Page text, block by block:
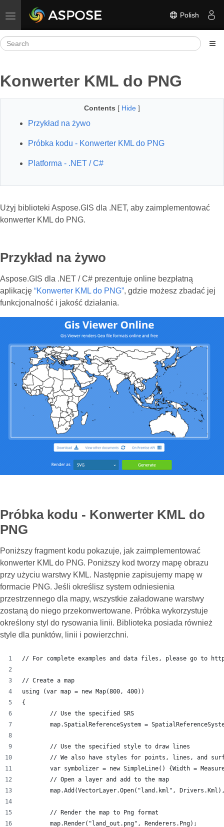
Toggle navigation Polish
Konwerter KML do PNG
Contents [ Hide ]
Przykład na żywo
Próbka kodu - Konwerter KML do PNG
Platforma - .NET / C#
Użyj biblioteki Aspose.GIS dla .NET, aby zaimplementować
konwerter KML do PNG.
Przykład na żywo
Aspose.GIS dla .NET / C# prezentuje online bezpłatną
aplikację “Konwerter KML do PNG”, gdzie możesz zbadać jej
funkcjonalność i jakość działania.
Próbka kodu - Konwerter KML do
PNG
Poniższy fragment kodu pokazuje, jak zaimplementować
konwerter KML do PNG. Poniższy kod tworzy mapę obrazu
przy użyciu warstwy KML. Następnie zapisujemy mapę w
formacie PNG. Jeśli określisz system odniesienia
przestrzennego dla mapy, wszystkie załadowane warstwy
zostaną do niego przekonwertowane. Próbka wykorzystuje
określony styl do rysowania linii. Biblioteka posiada również
style dla punktów, linii i powierzchni.
// For complete examples and data files, please go to
// Create a map
using (var map = new Map(800, 400))
{
	// Use the specified SRS
map.SpatialReferenceSystem =
	// Use the specified style to draw lines
// We also have styles for points, lines, and
var symbolizer = new SimpleLine() {Width =
	// Open a layer and add to the map
map.Add(VectorLayer.Open("land.kml",
	// Render the map to Png format
	map.Render("land_out.png", Renderers.Png);